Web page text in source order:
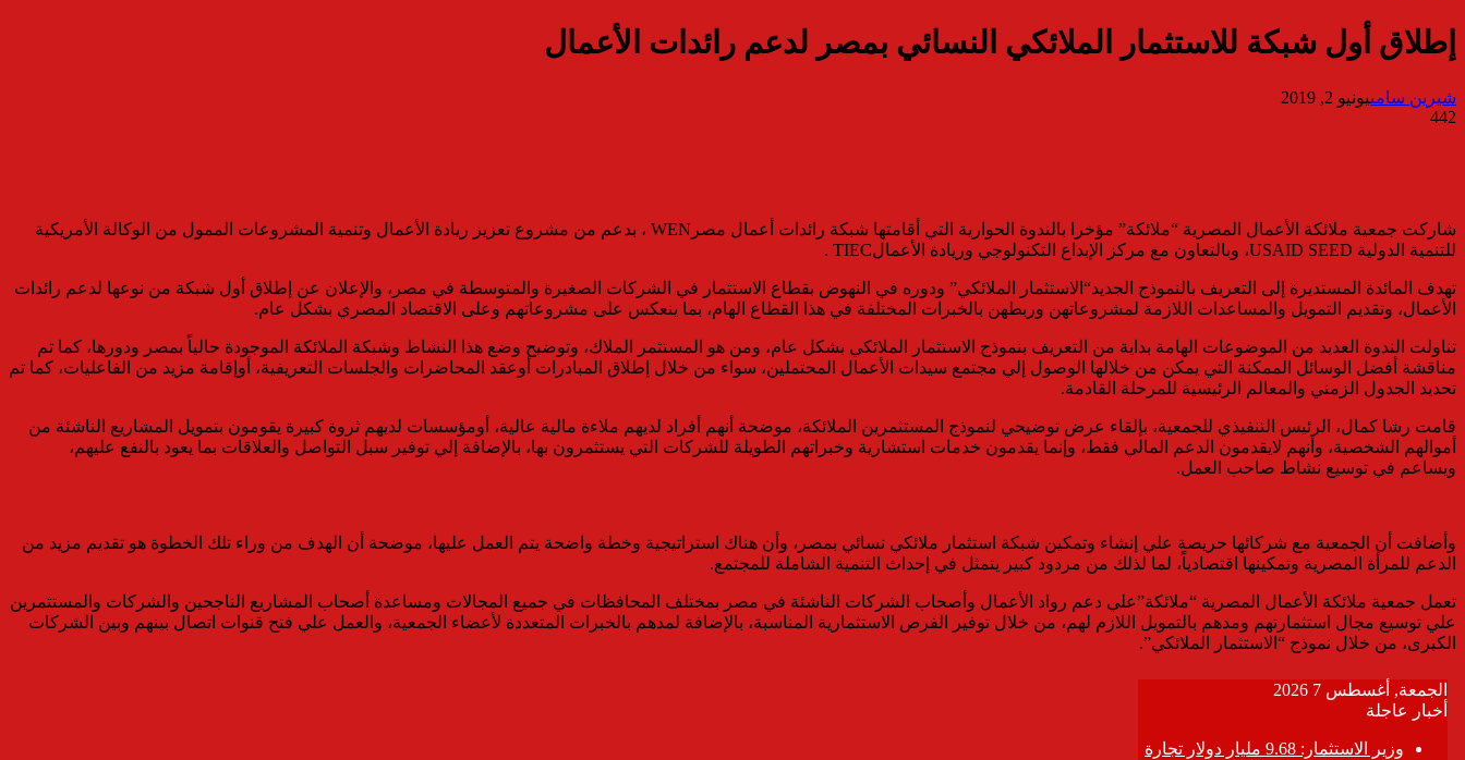
إطلاق أول شبكة للاستثمار الملائكي النسائي بمصر لدعم رائدات الأعمال
شيرين سامىيونيو 2, 2019
442
شاركت جمعية ملائكة الأعمال المصرية “ملائكة” مؤخرا بالندوة الحوارية التي أقامتها شبكة رائدات أعمال مصرWEN ، بدعم من مشروع تعزيز ريادة الأعمال وتنمية المشروعات الممول من الوكالة الأمريكية
للتنمية الدولية USAID SEED، وبالتعاون مع مركز الإبداع التكنولوجي وريادة الأعمالTIEC .
تهدف المائدة المستديرة إلى التعريف بالنموذج الجديد“الاستثمار الملائكي” ودوره في النهوض بقطاع الاستثمار في الشركات الصغيرة والمتوسطة في مصر، والإعلان عن إطلاق أول شبكة من نوعها لدعم رائدات
الأعمال، وتقديم التمويل والمساعدات اللازمة لمشروعاتهن وربطهن بالخبرات المختلفة في هذا القطاع الهام، بما ينعكس على مشروعاتهم وعلى الاقتصاد المصري بشكل عام.
تناولت الندوة العديد من الموضوعات الهامة بداية من التعريف بنموذج الاستثمار الملائكي بشكل عام، ومن هو المستثمر الملاك، وتوضيح وضع هذا النشاط وشبكة الملائكة الموجودة حالياً بمصر ودورها، كما تم
مناقشة أفضل الوسائل الممكنة التي يمكن من خلالها الوصول إلي مجتمع سيدات الأعمال المحتملين، سواء من خلال إطلاق المبادرات أوعقد المحاضرات والجلسات التعريفية، أوإقامة مزيد من الفاعليات، كما تم
تحديد الجدول الزمني والمعالم الرئيسية للمرحلة القادمة.
قامت رشا كمال، الرئيس التنفيذي للجمعية، بإلقاء عرض توضيحي لنموذج المستثمرين الملائكة، موضحة أنهم أفراد لديهم ملاءة مالية عالية، أومؤسسات لديهم ثروة كبيرة يقومون بتمويل المشاريع الناشئة من
أموالهم الشخصية، وأنهم لايقدمون الدعم المالي فقط، وإنما يقدمون خدمات استشارية وخبراتهم الطويلة للشركات التي يستثمرون بها، بالإضافة إلي توفير سبل التواصل والعلاقات بما يعود بالنفع عليهم،
ويساعم في توسيع نشاط صاحب العمل.
وأضافت أن الجمعية مع شركائها حريصة علي إنشاء وتمكين شبكة استثمار ملائكي نسائي بمصر، وأن هناك استراتيجية وخطة واضحة يتم العمل عليها، موضحة أن الهدف من وراء تلك الخطوة هو تقديم مزيد من
الدعم للمرأة المصرية وتمكينها اقتصادياً، لما لذلك من مردود كبير يتمثل في إحداث التنمية الشاملة للمجتمع.
تعمل جمعية ملائكة الأعمال المصرية “ملائكة”علي دعم رواد الأعمال وأصحاب الشركات الناشئة في مصر بمختلف المحافظات في جميع المجالات ومساعدة أصحاب المشاريع الناجحين والشركات والمستثمرين
علي توسيع مجال استثمارتهم ومدهم بالتمويل اللازم لهم، من خلال توفير الفرص الاستثمارية المناسبة، بالإضافة لمدهم بالخبرات المتعددة لأعضاء الجمعية، والعمل علي فتح قنوات اتصال بينهم وبين الشركات
الكبرى، من خلال نموذج “الاستثمار الملائكي”.